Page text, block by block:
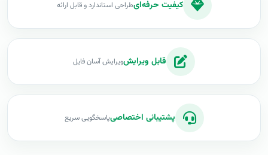
کیفیت حرفه‌ایطراحی استاندارد و قابل ارائه
قابل ویرایشویرایش آسان فایل
پشتیبانی اختصاصیپاسخگویی سریع